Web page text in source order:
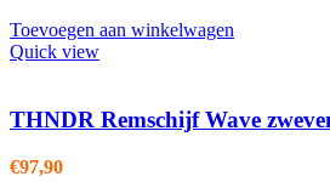
Toevoegen aan winkelwagen
Quick view
THNDR Remschijf Wave
€97,90